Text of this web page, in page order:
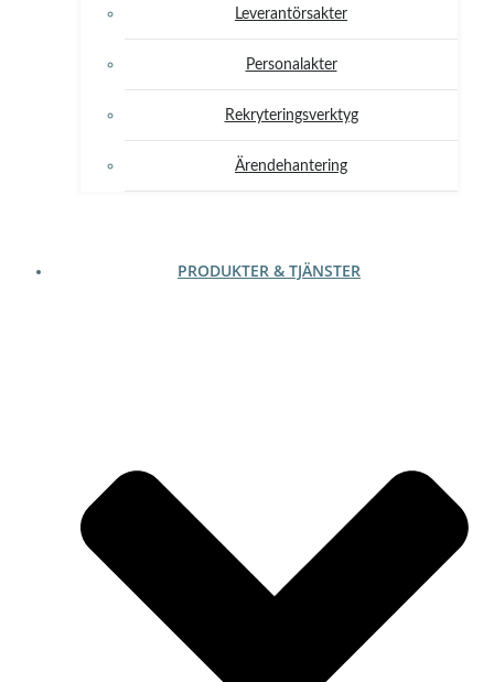
Leverantörsakter
Personalakter
Rekryteringsverktyg
Ärendehantering
PRODUKTER & TJÄNSTER